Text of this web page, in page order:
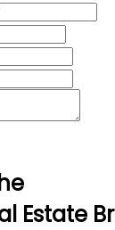
Estate